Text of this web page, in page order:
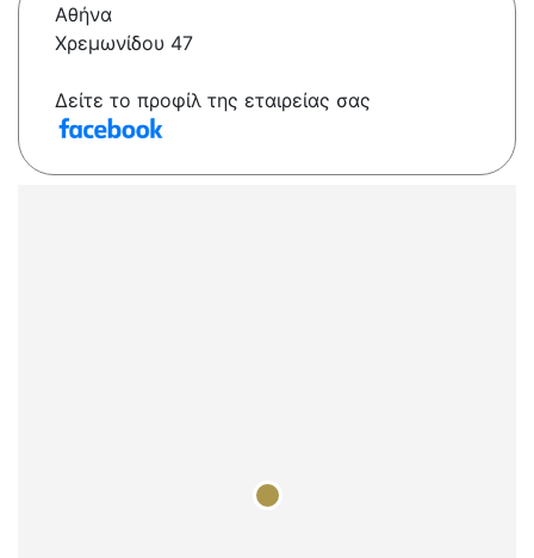
Αθήνα
Χρεμωνίδου 47
Δείτε το προφίλ της εταιρείας σας